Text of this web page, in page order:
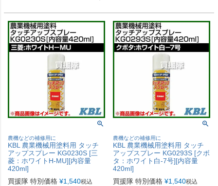
農機などの補修用に
KBL 農業機械用塗料用 タッチ
アップスプレー KG0230S [三
菱：ホワイトH-MU][内容量
420ml]
買援隊 特別価格 ¥1,540税込
農機などの補修用に
KBL 農業機械用塗料用 タッチ
アップスプレー KG0293S [クボ
タ：ホワイト白-7号][内容量
420ml]
買援隊 特別価格 ¥1,540税込